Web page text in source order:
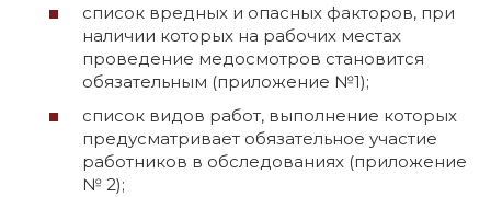
список вредных и опасных факторов, при
наличии которых на рабочих местах
проведение медосмотров становится
обязательным (приложение №1);
список видов работ, выполнение которых
предусматривает обязательное участие
работников в обследованиях (приложение
№ 2);